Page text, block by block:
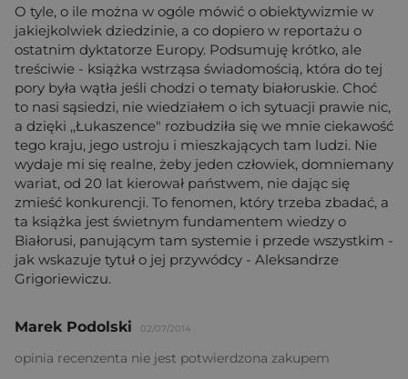
O tyle, o ile można w ogóle mówić o obiektywizmie w
jakiejkolwiek dziedzinie, a co dopiero w reportażu o
ostatnim dyktatorze Europy. Podsumuję krótko, ale
treściwie - książka wstrząsa świadomością, która do tej
pory była wątła jeśli chodzi o tematy białoruskie. Choć
to nasi sąsiedzi, nie wiedziałem o ich sytuacji prawie nic,
a dzięki ,,Łukaszence" rozbudziła się we mnie ciekawość
tego kraju, jego ustroju i mieszkających tam ludzi. Nie
wydaje mi się realne, żeby jeden człowiek, domniemany
wariat, od 20 lat kierował państwem, nie dając się
zmieść konkurencji. To fenomen, który trzeba zbadać, a
ta książka jest świetnym fundamentem wiedzy o
Białorusi, panującym tam systemie i przede wszystkim -
jak wskazuje tytuł o jej przywódcy - Aleksandrze
Grigoriewiczu.
Marek Podolski 02/07/2014
opinia recenzenta nie jest potwierdzona zakupem